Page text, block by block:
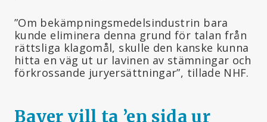
”Om bekämpningsmedelsindustrin bara
kunde eliminera denna grund för talan från
rättsliga klagomål, skulle den kanske kunna
hitta en väg ut ur lavinen av stämningar och
förkrossande juryersättningar”, tillade NHF.
Bayer vill ta ’en sida ur